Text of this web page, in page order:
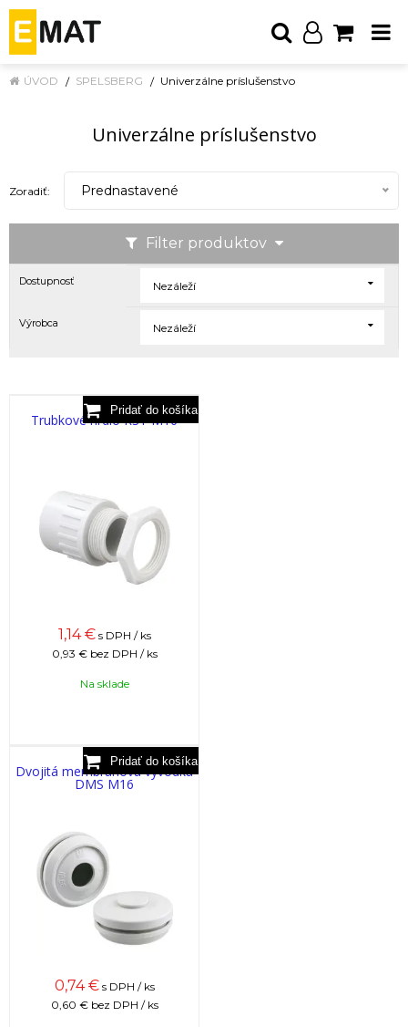
ÚVOD SPELSBERG Univerzálne príslušenstvo
Univerzálne príslušenstvo
Filter produktov
Zoradiť: Prednastavené
Dostupnosť Nezáleží
Výrobca Nezáleží
Trubkové hrdlo RST M16
1,14 € s DPH / ks
0,93 € bez DPH / ks
Na sklade
Dvojitá membránová vývodka
DMS M16
0,74 € s DPH / ks
0,60 € bez DPH / ks